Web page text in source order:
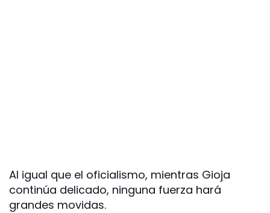
Al igual que el oficialismo, mientras Gioja
continúa delicado, ninguna fuerza hará
grandes movidas.